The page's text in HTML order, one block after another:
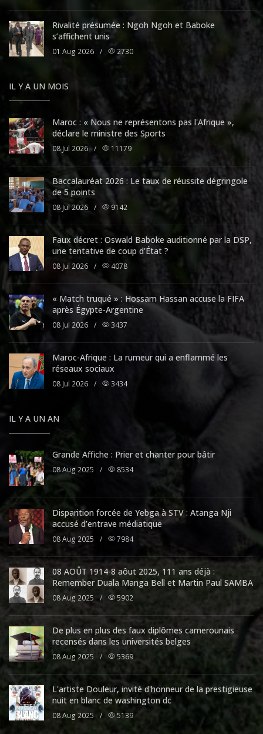
Rivalité présumée : Ngoh Ngoh et Baboke
s’affichent unis
01 Aug 2026 / 2730
IL Y A UN MOIS
Maroc : « Nous ne représentons pas l'Afrique »,
déclare le ministre des Sports
08 Jul 2026 / 11179
Baccalauréat 2026 : Le taux de réussite dégringole
de 5 points
08 Jul 2026 / 9142
Faux décret : Oswald Baboke auditionné par la DSP,
une tentative de coup d'État ?
08 Jul 2026 / 4078
« Match truqué » : Hossam Hassan accuse la FIFA
après Égypte-Argentine
08 Jul 2026 / 3437
Maroc-Afrique : La rumeur qui a enflammé les
réseaux sociaux
08 Jul 2026 / 3434
IL Y A UN AN
Grande Affiche : Prier et chanter pour bâtir
08 Aug 2025 / 8534
Disparition forcée de Yebga à STV : Atanga Nji
accusé d’entrave médiatique
08 Aug 2025 / 7984
08 AOÛT 1914-8 aôut 2025, 111 ans déjà :
Remember Duala Manga Bell et Martin Paul SAMBA
08 Aug 2025 / 5902
De plus en plus des faux diplômes camerounais
recensés dans les universités belges
08 Aug 2025 / 5369
L'artiste Douleur, invité d'honneur de la prestigieuse
nuit en blanc de washington dc
08 Aug 2025 / 5139